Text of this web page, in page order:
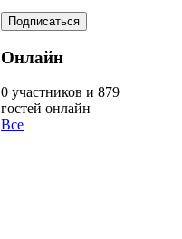
Онлайн
0 участников и 879
гостей онлайн
Все